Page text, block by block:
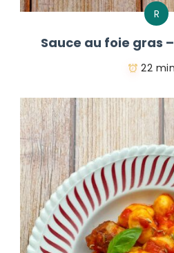
R
Sauce au foie gras
22